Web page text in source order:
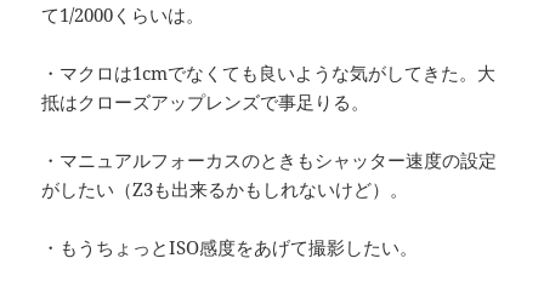
て1/2000くらいは。
・マクロは1cmでなくても良いような気がしてきた。大
抵はクローズアップレンズで事足りる。
・マニュアルフォーカスのときもシャッター速度の設定
がしたい（Z3も出来るかもしれないけど）。
・もうちょっとISO感度をあげて撮影したい。